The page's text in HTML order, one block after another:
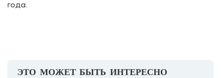
года.
ЭТО МОЖЕТ БЫТЬ ИНТЕРЕСНО